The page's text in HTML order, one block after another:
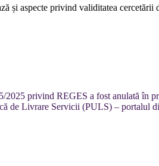
și aspecte privind validitatea
2025 privind REGES a fost anulată în
de Livrare Servicii (PULS) – portalul